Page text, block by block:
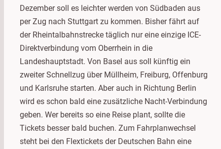
Dezember soll es leichter werden von Südbaden aus
per Zug nach Stuttgart zu kommen. Bisher fährt auf
der Rheintalbahnstrecke täglich nur eine einzige ICE-
Direktverbindung vom Oberrhein in die
Landeshauptstadt. Von Basel aus soll künftig ein
zweiter Schnellzug über Müllheim, Freiburg, Offenburg
und Karlsruhe starten. Aber auch in Richtung Berlin
wird es schon bald eine zusätzliche Nacht-Verbindung
geben. Wer bereits so eine Reise plant, sollte die
Tickets besser bald buchen. Zum Fahrplanwechsel
steht bei den Flextickets der Deutschen Bahn eine